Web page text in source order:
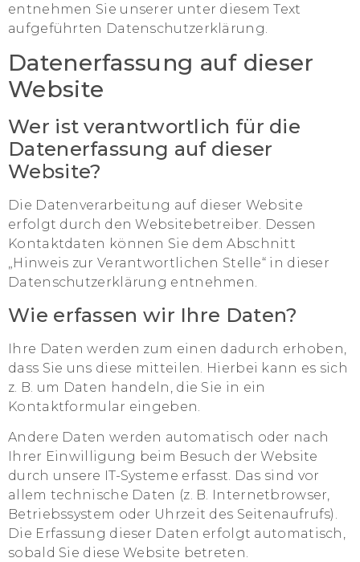
entnehmen Sie unserer unter diesem Text
aufgeführten Datenschutzerklärung.
Datenerfassung auf dieser
Website
Wer ist verantwortlich für die
Datenerfassung auf dieser
Website?
Die Datenverarbeitung auf dieser Website
erfolgt durch den Websitebetreiber. Dessen
Kontaktdaten können Sie dem Abschnitt
„Hinweis zur Verantwortlichen Stelle“ in dieser
Datenschutzerklärung entnehmen.
Wie erfassen wir Ihre Daten?
Ihre Daten werden zum einen dadurch erhoben,
dass Sie uns diese mitteilen. Hierbei kann es sich
z. B. um Daten handeln, die Sie in ein
Kontaktformular eingeben.
Andere Daten werden automatisch oder nach
Ihrer Einwilligung beim Besuch der Website
durch unsere IT-Systeme erfasst. Das sind vor
allem technische Daten (z. B. Internetbrowser,
Betriebssystem oder Uhrzeit des Seitenaufrufs).
Die Erfassung dieser Daten erfolgt automatisch,
sobald Sie diese Website betreten.